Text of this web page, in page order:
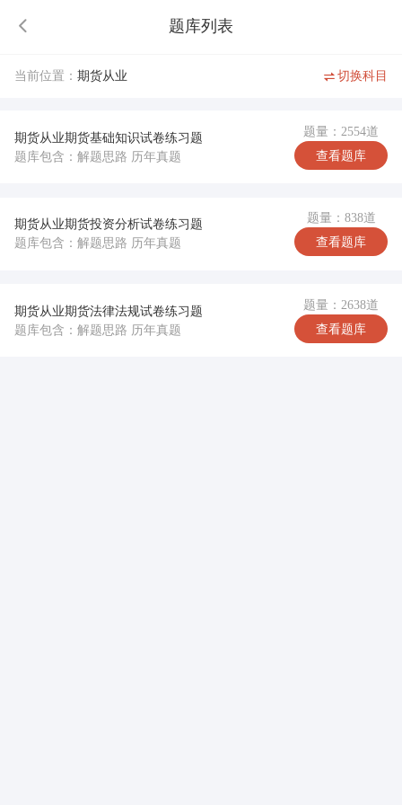
题库列表
当前位置： 期货从业 切换科目
期货从业期货基础知识试卷练习题
题库包含：解题思路 历年真题
题量：2554道
查看题库
期货从业期货投资分析试卷练习题
题库包含：解题思路 历年真题
题量：838道
查看题库
期货从业期货法律法规试卷练习题
题库包含：解题思路 历年真题
题量：2638道
查看题库